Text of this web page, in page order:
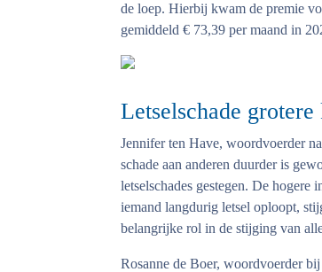
de loep. Hierbij kwam de premie
gemiddeld € 73,39 per maand in
Letselschade grotere
Jennifer ten Have, woordvoerder
schade aan anderen duurder is
letselschades gestegen. De hogere
iemand langdurig letsel oploopt,
belangrijke rol in de stijging van
Rosanne de Boer, woordvoerder